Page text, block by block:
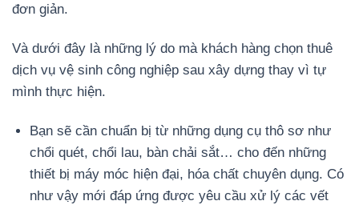
đơn giản.
Và dưới đây là những lý do mà khách hàng chọn thuê
dịch vụ vệ sinh công nghiệp sau xây dựng thay vì tự
mình thực hiện.
Bạn sẽ cần chuẩn bị từ những dụng cụ thô sơ như
chổi quét, chổi lau, bàn chải sắt… cho đến những
thiết bị máy móc hiện đại, hóa chất chuyên dụng. Có
như vậy mới đáp ứng được yêu cầu xử lý các vết